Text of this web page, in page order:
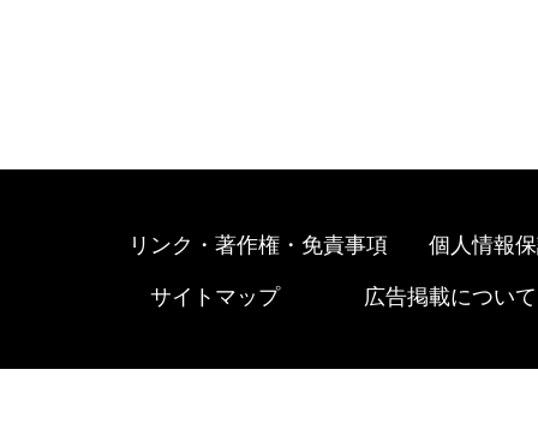
リンク・著作権・免責事項 個人情報
サイトマップ 広告掲載について